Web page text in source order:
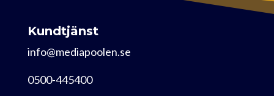
Kundtjänst
info@mediapoolen.se
0500-445400